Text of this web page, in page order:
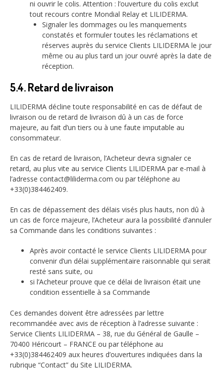
ni ouvrir le colis. Attention : l’ouverture du colis exclut
tout recours contre Mondial Relay et LILIDERMA.
Signaler les dommages ou les manquements
constatés et formuler toutes les réclamations et
réserves auprès du service Clients LILIDERMA le jour
même ou au plus tard un jour ouvré après la date de
réception.
5.4. Retard de livraison
LILIDERMA décline toute responsabilité en cas de défaut de
livraison ou de retard de livraison dû à un cas de force
majeure, au fait d’un tiers ou à une faute imputable au
consommateur.
En cas de retard de livraison, l’Acheteur devra signaler ce
retard, au plus vite au service Clients LILIDERMA par e-mail à
l’adresse contact@liliderma.com ou par téléphone au
+33(0)384462409.
En cas de dépassement des délais visés plus hauts, non dû à
un cas de force majeure, l’Acheteur aura la possibilité d’annuler
sa Commande dans les conditions suivantes :
Après avoir contacté le service Clients LILIDERMA pour
convenir d’un délai supplémentaire raisonnable qui serait
resté sans suite, ou
si l’Acheteur prouve que ce délai de livraison était une
condition essentielle à sa Commande
Ces demandes doivent être adressées par lettre
recommandée avec avis de réception à l’adresse suivante :
Service Clients LILIDERMA – 38, rue du Général de Gaulle –
70400 Héricourt – FRANCE ou par téléphone au
+33(0)384462409 aux heures d’ouvertures indiquées dans la
rubrique “Contact” du Site LILIDERMA.